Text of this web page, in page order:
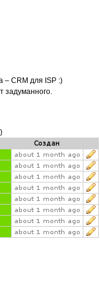
– CRM для ISP:)
задуманного.